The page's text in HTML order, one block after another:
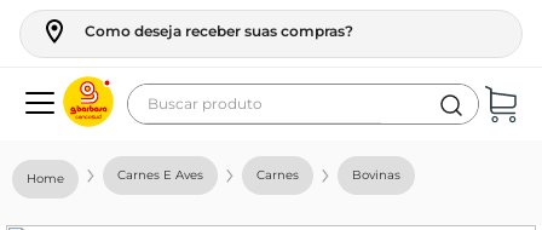
Como deseja receber suas compras?
Buscar produto
Carnes E Aves Carnes Bovinas
geladeira